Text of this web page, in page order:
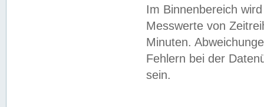
Im Binnenbereich
Messwerte von
Minuten.
Fehlern bei der
sein.